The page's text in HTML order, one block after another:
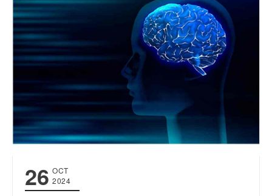
26 OCT
2024